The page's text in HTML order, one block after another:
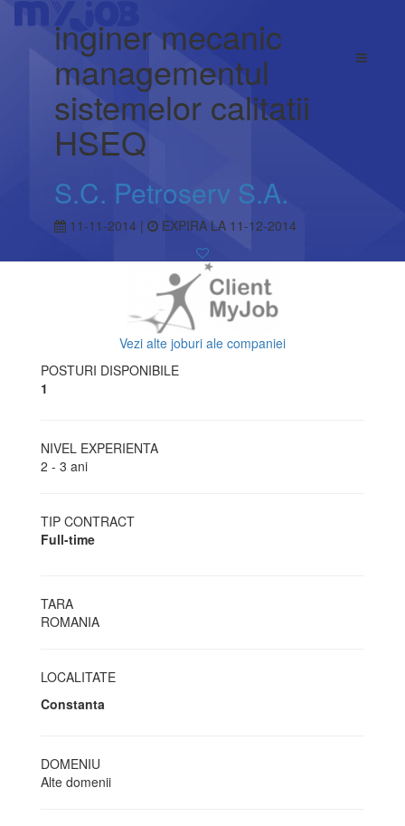
inginer mecanic
managementul
sistemelor calitatii
HSEQ
S.C. Petroserv S.A.
11-11-2014 | EXPIRA LA 11-12-2014
Vezi alte joburi ale companiei
POSTURI DISPONIBILE
1
NIVEL EXPERIENTA
2 - 3 ani
TIP CONTRACT
Full-time
TARA
ROMANIA
LOCALITATE
Constanta
DOMENIU
Alte domenii